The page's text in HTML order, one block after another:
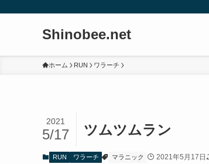
Shinobee.net
ホーム RUN ワラーチ
ツムツムラン
2021
5/17
RUN ワラーチ マラニック 2021年5月17日